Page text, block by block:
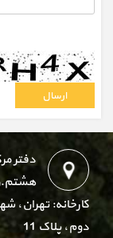
دفتر
کارخانه:
دوم، پلاک 11